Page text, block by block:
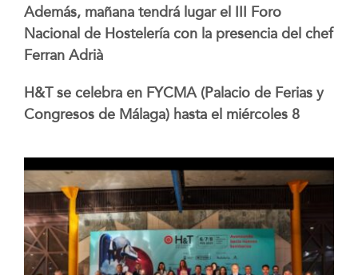
Además, mañana tendrá lugar el III Foro
Nacional de Hostelería con la presencia del chef
Ferran Adrià
H&T se celebra en FYCMA (Palacio de Ferias y
Congresos de Málaga) hasta el miércoles 8